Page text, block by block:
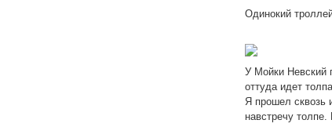
Одинокий
У Мойки Невский
оттуда идет
Я прошел сквозь
навстречу